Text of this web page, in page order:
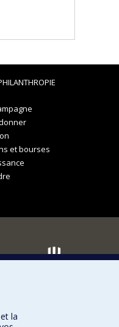
et bourses
la